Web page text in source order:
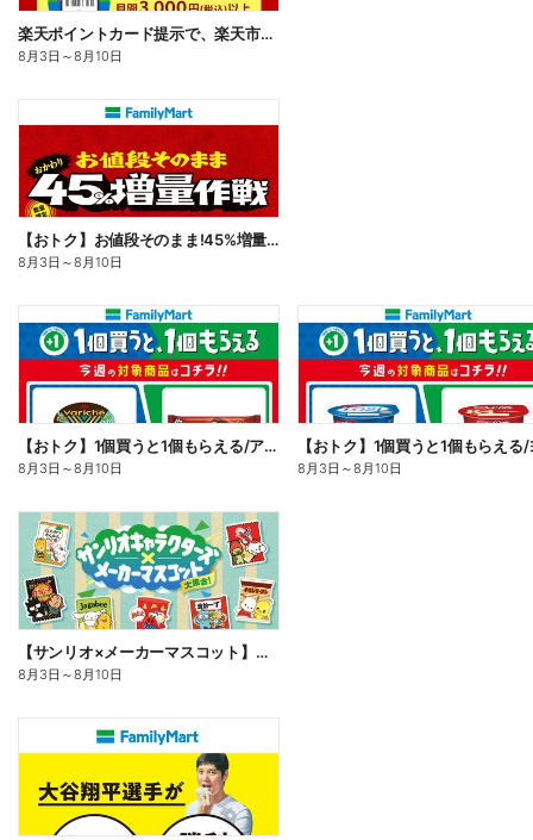
楽天ポイントカード提示で、楽天市場でのお買い物がおトクに!
8月3日 ～8月10日
【おトク】お値段そのまま!45%増量作戦!
8月3日 ～8月10日
【おトク】1個買うと1個もらえる/アイス
8月3日 ～8月10日 8月3日 ～8月10日
【サンリオ×メーカーマスコット】オリジナルグッズ貰える!
8月3日 ～8月10日